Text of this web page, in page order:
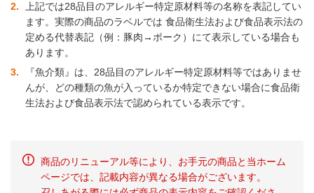
2
上記では28品目のアレルギー特定原材料等の名称を表記してい
ます。実際の商品のラベルでは 食品衛生法および食品表示法の
定める代替表記（例：豚肉→ポーク）にて表示している場合も
あります。
3
『魚介類』は、28品目のアレルギー特定原材料等ではありませ
んが、どの種類の魚が入っているか特定できない場合に食品衛
生法および食品表示法で認められている表示です。
商品のリニューアル等により、お手元の商品と当ホーム
ページでは、記載内容が異なる場合がございます。